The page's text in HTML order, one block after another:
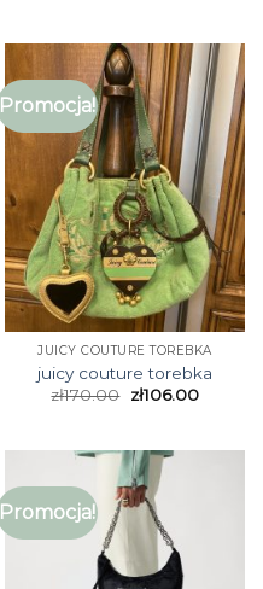
Promocja!
JUICY COUTURE TOREBKA
juicy couture torebka
zł170.00 zł106.00
Promocja!